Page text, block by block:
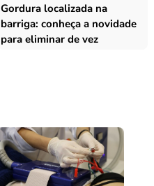
Gordura localizada na
barriga: conheça a novidade
para eliminar de vez